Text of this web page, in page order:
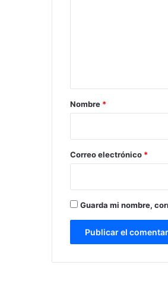
r
*
Nombre *
Correo electrónico *
Guarda mi nombre,